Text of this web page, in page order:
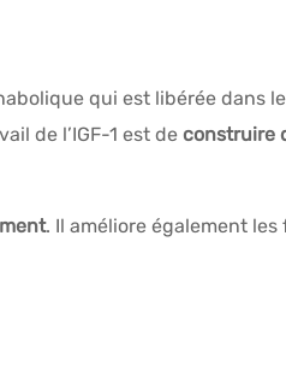
qui est libérée dans
de l’IGF-1 est de construire
. Il améliore également